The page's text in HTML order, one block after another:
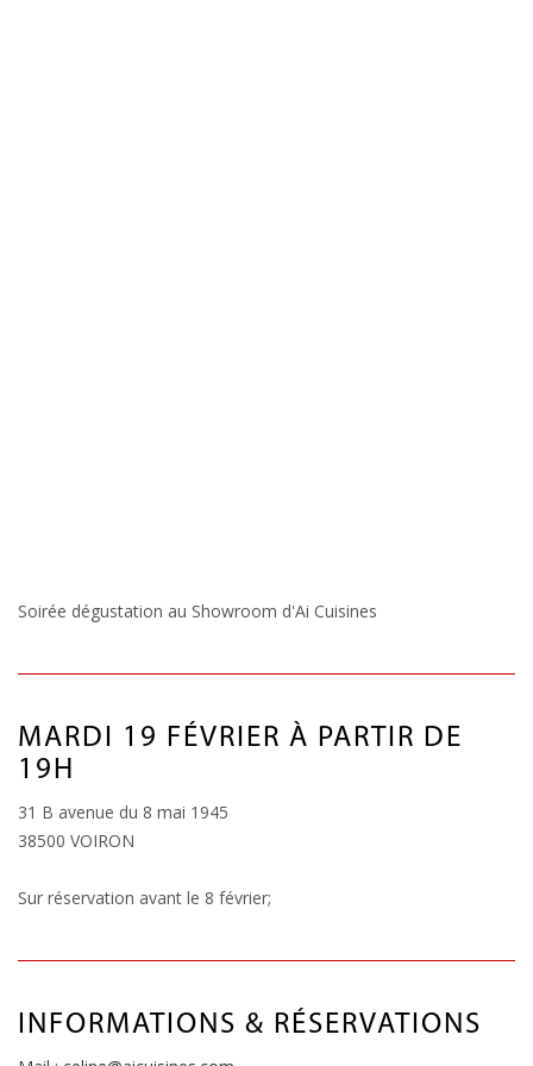
Soirée dégustation au Showroom d'Ai Cuisines
MARDI 19 FÉVRIER À PARTIR DE
19H
31 B avenue du 8 mai 1945
38500 VOIRON
Sur réservation avant le 8 février;
INFORMATIONS & RÉSERVATIONS